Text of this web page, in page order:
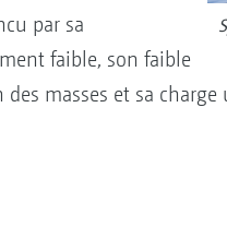
par sa
faible, son faible
masses et sa charge